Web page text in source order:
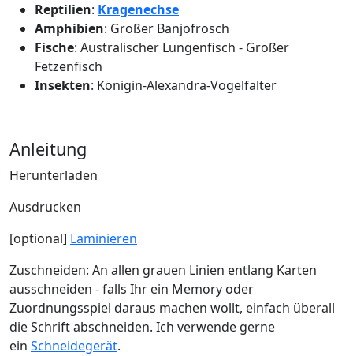
Reptilien: Kragenechse
Amphibien: Großer Banjofrosch
Fische: Australischer Lungenfisch - Großer
Fetzenfisch
Insekten: Königin-Alexandra-Vogelfalter
Anleitung
Herunterladen
Ausdrucken
[optional] Laminieren
Zuschneiden: An allen grauen Linien entlang Karten
ausschneiden - falls Ihr ein Memory oder
Zuordnungsspiel daraus machen wollt, einfach überall
die Schrift abschneiden. Ich verwende gerne
ein Schneidegerät.